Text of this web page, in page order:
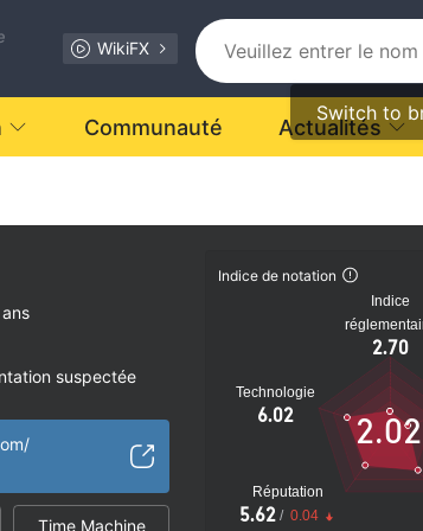
WikiFX
Switch to
Communauté Actualités
suspectée
Time Machine
Indice de notation
Indice
2.70
Technologie
6.02
Réputation
5.62 / 0.04
2.02